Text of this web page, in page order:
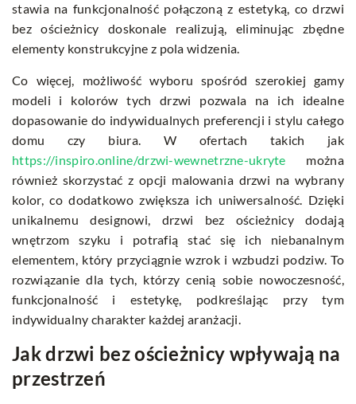
stawia na funkcjonalność połączoną z estetyką, co drzwi
bez ościeżnicy doskonale realizują, eliminując zbędne
elementy konstrukcyjne z pola widzenia.
Co więcej, możliwość wyboru spośród szerokiej gamy
modeli i kolorów tych drzwi pozwala na ich idealne
dopasowanie do indywidualnych preferencji i stylu całego
domu czy biura. W ofertach takich jak
https://inspiro.online/drzwi-wewnetrzne-ukryte można
również skorzystać z opcji malowania drzwi na wybrany
kolor, co dodatkowo zwiększa ich uniwersalność. Dzięki
unikalnemu designowi, drzwi bez ościeżnicy dodają
wnętrzom szyku i potrafią stać się ich niebanalnym
elementem, który przyciągnie wzrok i wzbudzi podziw. To
rozwiązanie dla tych, którzy cenią sobie nowoczesność,
funkcjonalność i estetykę, podkreślając przy tym
indywidualny charakter każdej aranżacji.
Jak drzwi bez ościeżnicy wpływają na
przestrzeń